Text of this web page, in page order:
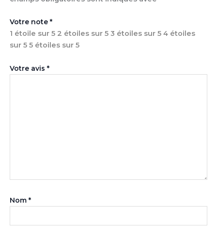
Votre note *
1 étoile sur 5 2 étoiles sur 5 3 étoiles sur 5 4 étoiles
sur 5 5 étoiles sur 5
Votre avis *
Nom *